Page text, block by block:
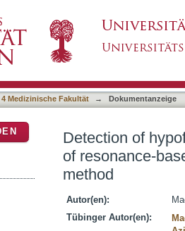
with the traditional
4 Medizinische Fakultät → Dokumentanzeige
Detection of
of resonance-
method
Autor(en):
Tübinger Autor(en):